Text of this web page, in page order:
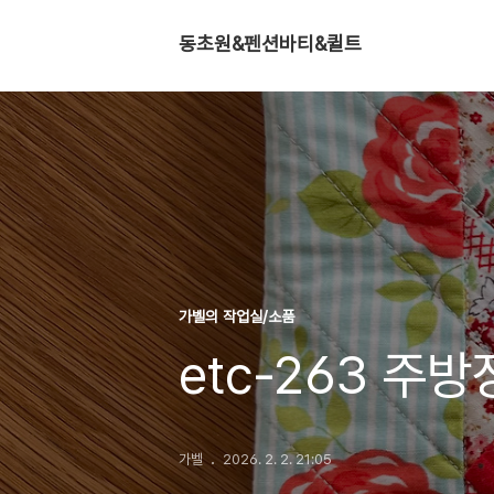
동초원&펜션바티&퀼트
가벨의 작업실/소품
etc-263 주방
가벨 2026. 2. 2. 21:05